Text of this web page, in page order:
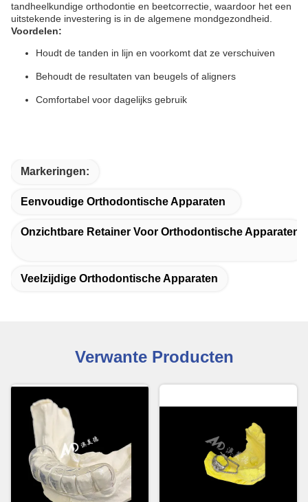
tandheelkundige orthodontie en beetcorrectie, waardoor het een
uitstekende investering is in de algemene mondgezondheid.
Voordelen:
Houdt de tanden in lijn en voorkomt dat ze verschuiven
Behoudt de resultaten van beugels of aligners
Comfortabel voor dagelijks gebruik
Markeringen:
Eenvoudige Orthodontische Apparaten
Onzichtbare Retainer Voor Orthodontische Apparaten
Veelzijdige Orthodontische Apparaten
Verwante Producten